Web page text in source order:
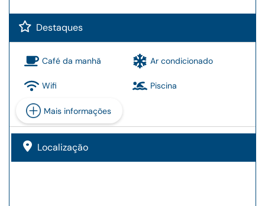
Destaques
Café da manhã Ar condicionado
Wifi Piscina
Mais informações
Localização